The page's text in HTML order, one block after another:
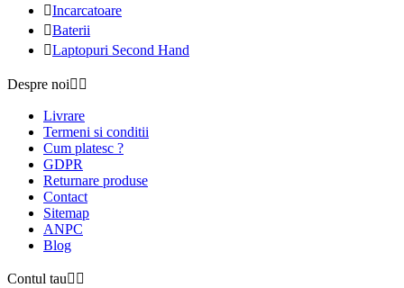
Incarcatoare
Baterii
Laptopuri Second Hand
Despre noi 
Livrare
Termeni si conditii
Cum platesc ?
GDPR
Returnare produse
Contact
Sitemap
ANPC
Blog
Contul tau 